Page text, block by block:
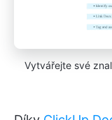
Vytvářejte své